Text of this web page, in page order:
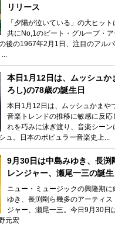
リリース
「夕陽が泣いている」の大ヒッ
共にNo,1のビート・グループ・
後の1967年2月1日、注目のアル
本日1月12日は、ムッシュか
ろし)の78歳の誕生日
本日1月12日は、ムッシュかまや
音楽トレンドの推移に敏感に反
れを巧みに泳ぎ渡り、音楽シーン
ュ。日本のポピュラー音楽史上...
9月30日は中島みゆき、長渕
レンジャー、瀬尾一三の誕生
ニュー・ミュージックの興隆期
ゆき、長渕剛ら幾多のアーティス
ジャー、瀬尾一三。今日9月30日
元宏